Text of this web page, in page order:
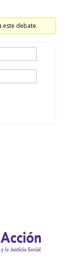
este debate.